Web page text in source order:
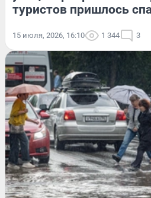
туристов пришлось
15 июля, 2026, 16:10 1 344 3